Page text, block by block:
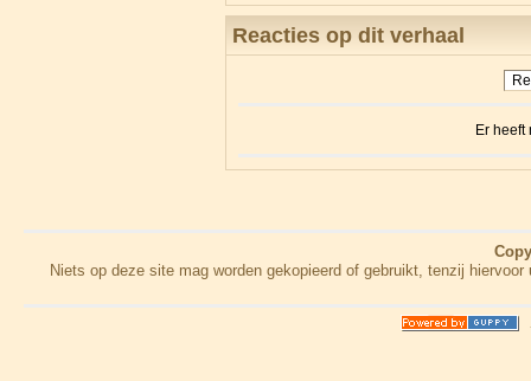
Reacties op dit verhaal
Er
Niets op deze site mag worden gekopieerd of gebruikt, tenzij